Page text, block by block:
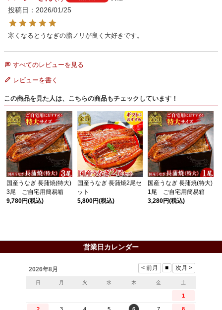
投稿日 2026/01/25
寒くなるとうなぎの脂ノリが良く大好きです。
すべてのレビューを見る
レビューを書く
この商品を見た人は、こちらの商品もチェックしています！
国産うなぎ 長蒲焼(特大)
3尾 ご自宅用簡易箱
9,780円(税込)
国産うなぎ 長蒲焼2尾セ
ット
5,800円(税込)
国産うなぎ 長蒲焼(特大)
1尾 ご自宅用簡易箱
3,280円(税込)
営業日カレンダー